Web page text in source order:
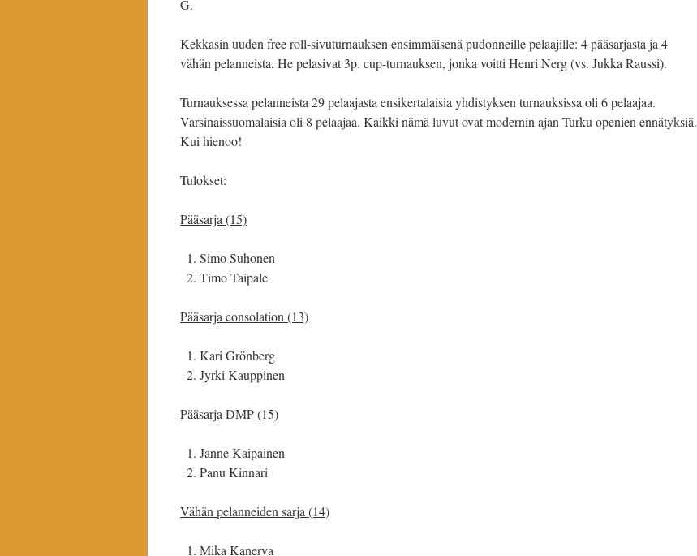
G.
Kekkasin uuden free roll-sivuturnauksen ensimmäisenä pudonneille pelaajille: 4 pääsarjasta ja 4
vähän pelanneista. He pelasivat 3p. cup-turnauksen, jonka voitti Henri Nerg (vs. Jukka Raussi).
Turnauksessa pelanneista 29 pelaajasta ensikertalaisia yhdistyksen turnauksissa oli 6 pelaajaa.
Varsinaissuomalaisia oli 8 pelaajaa. Kaikki nämä luvut ovat modernin ajan Turku openien ennätyksiä.
Kui hienoo!
Tulokset:
Pääsarja (15)
Simo Suhonen
Timo Taipale
Pääsarja consolation (13)
Kari Grönberg
Jyrki Kauppinen
Pääsarja DMP (15)
Janne Kaipainen
Panu Kinnari
Vähän pelanneiden sarja (14)
Mika Kanerva